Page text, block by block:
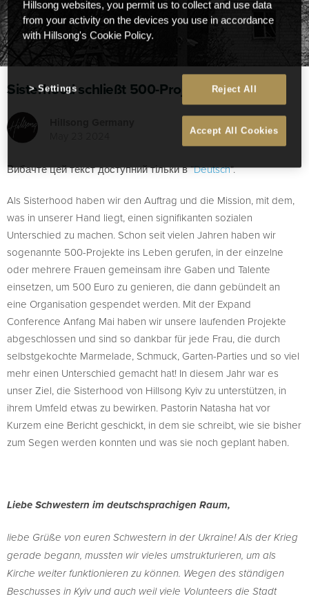
Sisterhood schließt 500-Projekte ab
Вибачте цей текст доступний тільки в “Deutsch”.
Als Sisterhood haben wir den Auftrag und die Mission, mit dem,
was in unserer Hand liegt, einen signifikanten sozialen
Unterschied zu machen. Schon seit vielen Jahren haben wir
sogenannte 500-Projekte ins Leben gerufen, in der einzelne
oder mehrere Frauen gemeinsam ihre Gaben und Talente
einsetzen, um 500 Euro zu genieren, die dann gebündelt an
eine Organisation gespendet werden. Mit der Expand
Conference Anfang Mai haben wir unsere laufenden Projekte
abgeschlossen und sind so dankbar für jede Frau, die durch
selbstgekochte Marmelade, Schmuck, Garten-Parties und so viel
mehr einen Unterschied gemacht hat! In diesem Jahr war es
unser Ziel, die Sisterhood von Hillsong Kyiv zu unterstützen, in
ihrem Umfeld etwas zu bewirken. Pastorin Natasha hat vor
Kurzem eine Bericht geschickt, in dem sie schreibt, wie sie bisher
zum Segen werden konnten und was sie noch geplant haben.
Liebe Schwestern im deutschsprachigen Raum,
liebe Grüße von euren Schwestern in der Ukraine! Als der Krieg
gerade begann, mussten wir vieles umstrukturieren, um als
Kirche weiter funktionieren zu können. Wegen des ständigen
Beschusses in Kyiv und auch weil viele Volunteers die Stadt
Hillsong websites, you permit us to collect and use data
from your activity on the devices you use in accordance
with Hillsong's Cookie Policy.
Reject All
Accept All Cookies
Settings